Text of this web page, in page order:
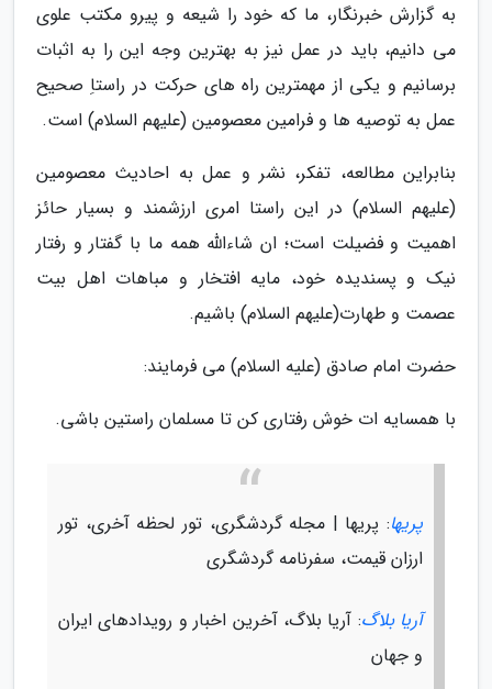
به گزارش خبرنگار، ما که خود را شیعه و پیرو مکتب علوی
می دانیم، باید در عمل نیز به بهترین وجه این را به اثبات
برسانیم و یکی از مهمترین راه های حرکت در راستاِ صحیح
عمل به توصیه ها و فرامین معصومین (علیهم السلام) است.
بنابراین مطالعه، تفکر، نشر و عمل به احادیث معصومین
(علیهم السلام) در این راستا امری ارزشمند و بسیار حائز
اهمیت و فضیلت است؛ ان شاءاللّه همه ما با گفتار و رفتار
نیک و پسندیده خود، مایه افتخار و مباهات اهل بیت
عصمت و طهارت(علیهم السلام) باشیم.
حضرت امام صادق (علیه السلام) می فرمایند:
با همسایه ات خوش رفتارى کن تا مسلمان راستین باشى.
پریها: پریها | مجله گردشگری، تور لحظه آخری، تور
ارزان قیمت، سفرنامه گردشگری
آریا بلاگ: آریا بلاگ، آخرین اخبار و رویدادهای ایران
و جهان